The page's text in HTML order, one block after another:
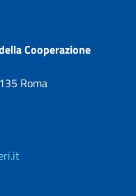
Cooperazione
Roma